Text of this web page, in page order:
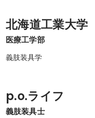
北海道工業大学
医療工学部
義肢装具学
p.o.ライフ
義肢装具士